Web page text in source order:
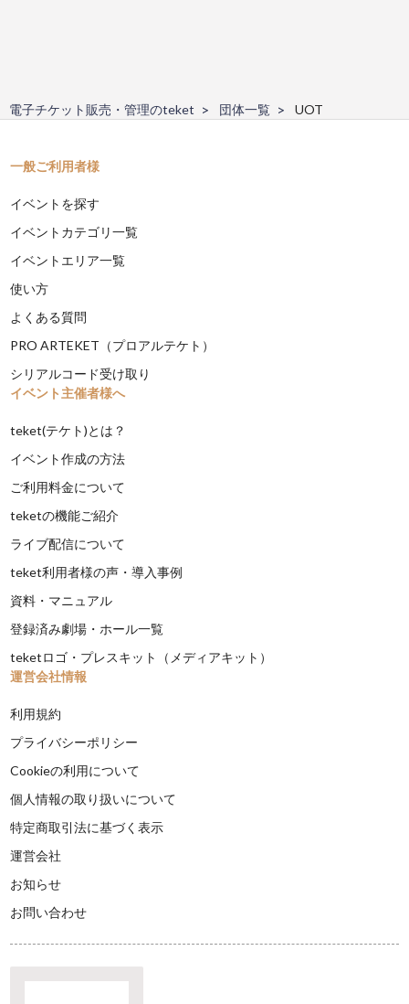
電子チケット販売・管理のteket 団体一覧 UOT
一般ご利用者様
イベントを探す
イベントカテゴリ一覧
イベントエリア一覧
使い方
よくある質問
PRO ARTEKET（プロアルテケト）
シリアルコード受け取り
イベント主催者様へ
teket(テケト)とは？
イベント作成の方法
ご利用料金について
teketの機能ご紹介
ライブ配信について
teket利用者様の声・導入事例
資料・マニュアル
登録済み劇場・ホール一覧
teketロゴ・プレスキット（メディアキット）
運営会社情報
利用規約
プライバシーポリシー
Cookieの利用について
個人情報の取り扱いについて
特定商取引法に基づく表示
運営会社
お知らせ
お問い合わせ